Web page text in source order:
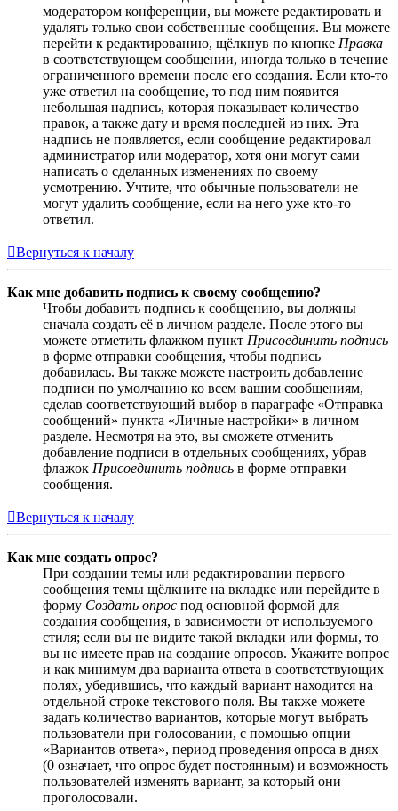
модератором конференции, вы можете редактировать и
удалять только свои собственные сообщения. Вы можете
перейти к редактированию, щёлкнув по кнопке Правка
в соответствующем сообщении, иногда только в течение
ограниченного времени после его создания. Если кто-то
уже ответил на сообщение, то под ним появится
небольшая надпись, которая показывает количество
правок, а также дату и время последней из них. Эта
надпись не появляется, если сообщение редактировал
администратор или модератор, хотя они могут сами
написать о сделанных изменениях по своему
усмотрению. Учтите, что обычные пользователи не
могут удалить сообщение, если на него уже кто-то
ответил.
Вернуться к началу
Как мне добавить подпись к своему сообщению?
Чтобы добавить подпись к сообщению, вы должны
сначала создать её в личном разделе. После этого вы
можете отметить флажком пункт Присоединить подпись
в форме отправки сообщения, чтобы подпись
добавилась. Вы также можете настроить добавление
подписи по умолчанию ко всем вашим сообщениям,
сделав соответствующий выбор в параграфе «Отправка
сообщений» пункта «Личные настройки» в личном
разделе. Несмотря на это, вы сможете отменить
добавление подписи в отдельных сообщениях, убрав
флажок Присоединить подпись в форме отправки
сообщения.
Вернуться к началу
Как мне создать опрос?
При создании темы или редактировании первого
сообщения темы щёлкните на вкладке или перейдите в
форму Создать опрос под основной формой для
создания сообщения, в зависимости от используемого
стиля; если вы не видите такой вкладки или формы, то
вы не имеете прав на создание опросов. Укажите вопрос
и как минимум два варианта ответа в соответствующих
полях, убедившись, что каждый вариант находится на
отдельной строке текстового поля. Вы также можете
задать количество вариантов, которые могут выбрать
пользователи при голосовании, с помощью опции
«Вариантов ответа», период проведения опроса в днях
(0 означает, что опрос будет постоянным) и возможность
пользователей изменять вариант, за который они
проголосовали.